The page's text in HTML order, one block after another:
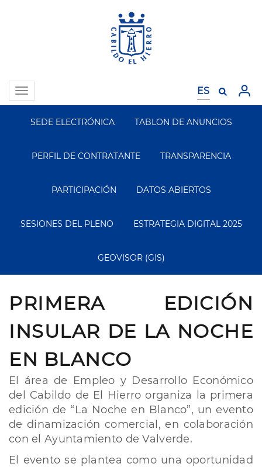
Toggle
navigation
Segundo
Menu
SEDE ELECTRÓNICA TABLON DE ANUNCIOS
PERFIL DE CONTRATANTE TRANSPARENCIA
PARTICIPACIÓN DATOS ABIERTOS
SESIONES DEL PLENO ESTRATEGIA DIGITAL 2025
GEOVISOR (GIS)
PRIMERA EDICIÓN
INSULAR DE LA NOCHE
EN BLANCO
El área de Empleo y Desarrollo Económico
del Cabildo de El Hierro organiza la primera
edición de “La Noche en Blanco”, un evento
de dinamización comercial, en colaboración
con el Ayuntamiento de Valverde.
El evento se plantea como una oportunidad